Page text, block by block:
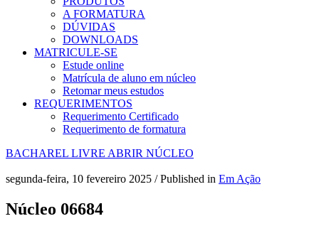
A FORMATURA
DÚVIDAS
DOWNLOADS
MATRICULE-SE
Estude online
Matrícula de aluno em núcleo
Retomar meus estudos
REQUERIMENTOS
Requerimento Certificado
Requerimento de formatura
BACHAREL LIVRE ABRIR NÚCLEO
segunda-feira, 10 fevereiro 2025 /Published in Em Ação
Núcleo 06684